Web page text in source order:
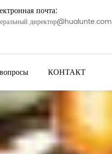
почта:
директор@hualunte.com
КОНТАКТ